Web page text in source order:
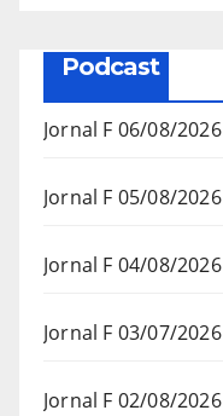
Podcast
Jornal F 06/08/2026
Jornal F 05/08/2026
Jornal F 04/08/2026
Jornal F 03/07/2026
Jornal F 02/08/2026